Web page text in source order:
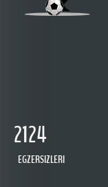
2124
EGZERSIZLERI